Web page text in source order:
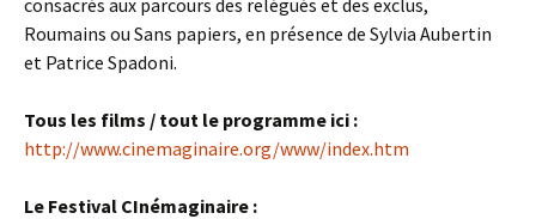
consacrés aux parcours des relégués et des exclus,
Roumains ou Sans papiers, en présence de Sylvia Aubertin
et Patrice Spadoni.
Tous les films / tout le programme ici :
http://www.cinemaginaire.org/www/index.htm
Le Festival CInémaginaire :